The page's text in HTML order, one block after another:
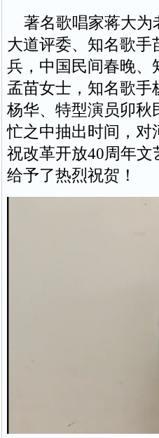
著名歌唱家蒋大为
大道评委、知名歌手
兵，中国民间春晚、
孟苗女士，知名歌手
杨华、特型演员卯秋
忙之中抽出时间，对
祝改革开放40周年
给予了热烈祝贺！